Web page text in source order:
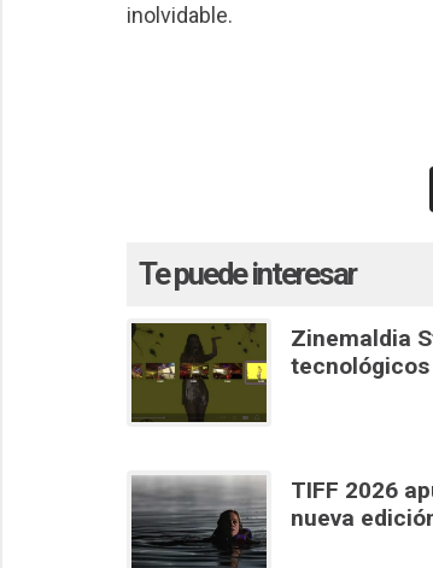
inolvidable.
Te puede interesar
Zinemaldia
TIFF 2026
nueva